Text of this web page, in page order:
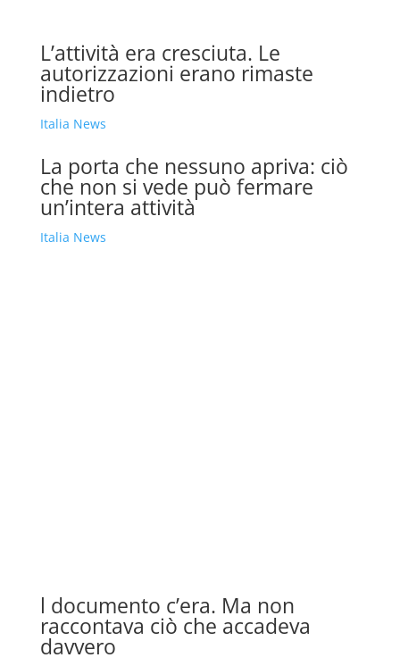
L’attività era cresciuta. Le
autorizzazioni erano rimaste
indietro
Italia News
La porta che nessuno apriva: ciò
che non si vede può fermare
un’intera attività
Italia News
l documento c’era. Ma non
raccontava ciò che accadeva
davvero